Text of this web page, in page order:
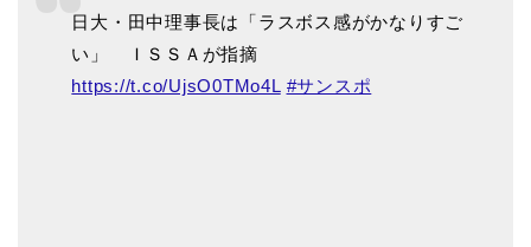
日大・田中理事長は「ラスボス感がかなりすご
い」 ＩＳＳＡが指摘
https://t.co/UjsO0TMo4L #サンスポ